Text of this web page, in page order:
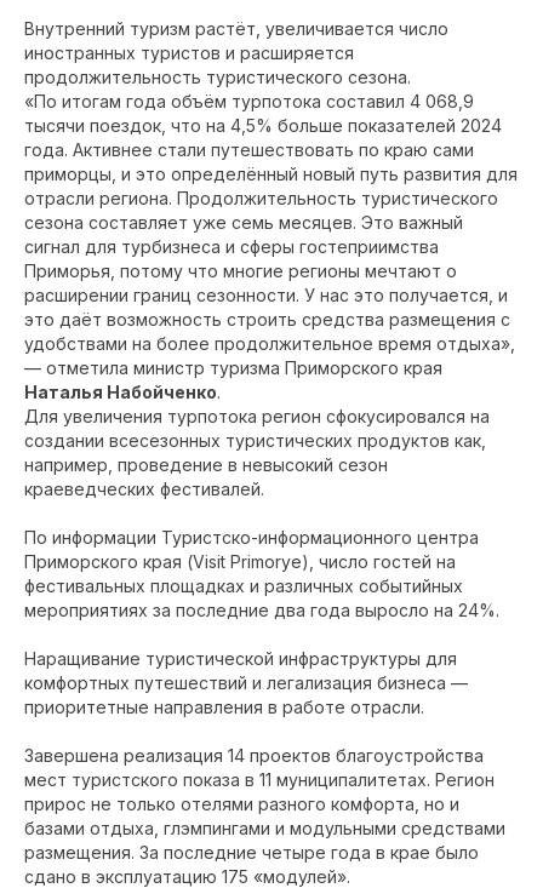
Внутренний туризм растёт, увеличивается число
иностранных туристов и расширяется
продолжительность туристического сезона.
«По итогам года объём турпотока составил 4 068,9
тысячи поездок, что на 4,5% больше показателей 2024
года. Активнее стали путешествовать по краю сами
приморцы, и это определённый новый путь развития для
отрасли региона. Продолжительность туристического
сезона составляет уже семь месяцев. Это важный
сигнал для турбизнеса и сферы гостеприимства
Приморья, потому что многие регионы мечтают о
расширении границ сезонности. У нас это получается, и
это даёт возможность строить средства размещения с
удобствами на более продолжительное время отдыха»,
— отметила министр туризма Приморского края
Наталья Набойченко.
Для увеличения турпотока регион сфокусировался на
создании всесезонных туристических продуктов как,
например, проведение в невысокий сезон
краеведческих фестивалей.
По информации Туристско-информационного центра
Приморского края (Visit Primorye), число гостей на
фестивальных площадках и различных событийных
мероприятиях за последние два года выросло на 24%.
Наращивание туристической инфраструктуры для
комфортных путешествий и легализация бизнеса —
приоритетные направления в работе отрасли.
Завершена реализация 14 проектов благоустройства
мест туристского показа в 11 муниципалитетах. Регион
прирос не только отелями разного комфорта, но и
базами отдыха, глэмпингами и модульными средствами
размещения. За последние четыре года в крае было
сдано в эксплуатацию 175 «модулей».